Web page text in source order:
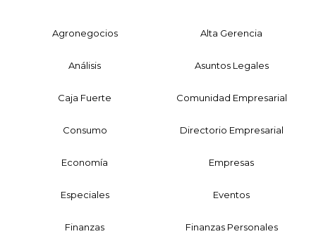
Agronegocios Alta Gerencia
Análisis Asuntos Legales
Caja Fuerte Comunidad Empresarial
Consumo Directorio Empresarial
Economía Empresas
Especiales Eventos
Finanzas Finanzas Personales